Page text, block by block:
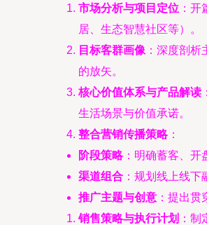
市场分析与项目定位 ：
居、生态智慧社区等）。
目标客群画像 ：深度剖
的放矢。
核心价值体系与产品解读
生活场景与价值承诺。
整合营销传播策略：
阶段策略：明确蓄客、开
渠道组合 ：规划线上线
推广主题与创意 ：提出
销售策略与执行计划 ：